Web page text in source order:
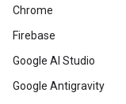
Chrome
Firebase
Google AI Studio
Google Antigravity